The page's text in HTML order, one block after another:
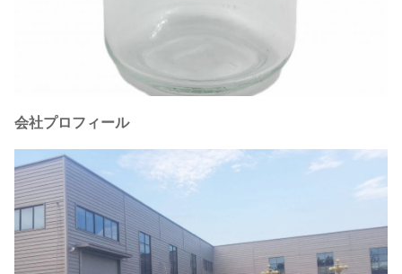
会社プロフィール